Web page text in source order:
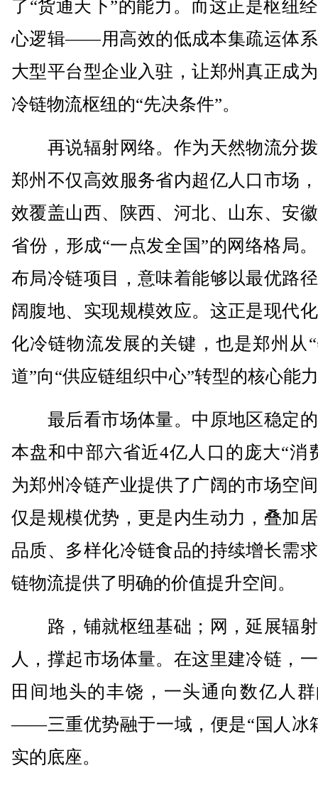
了“货通天下”的能力。而这正是枢纽
心逻辑——用高效的低成本集疏运体
大型平台型企业入驻，让郑州真正成
冷链物流枢纽的“先决条件”。
再说辐射网络。作为天然物流分
郑州不仅高效服务省内超亿人口市场
效覆盖山西、陕西、河北、山东、安
省份，形成“一点发全国”的网络格局
布局冷链项目，意味着能够以最优路
阔腹地、实现规模效应。这正是现代
化冷链物流发展的关键，也是郑州从
道”向“供应链组织中心”转型的核心能
最后看市场体量。中原地区稳定
本盘和中部六省近4亿人口的庞大“消
为郑州冷链产业提供了广阔的市场空
仅是规模优势，更是内生动力，叠加
品质、多样化冷链食品的持续增长需
链物流提供了明确的价值提升空间。
路，铺就枢纽基础；网，延展辐
人，撑起市场体量。在这里建冷链，
田间地头的丰饶，一头通向数亿人
——三重优势融于一域，便是“国人冰
实的底座。